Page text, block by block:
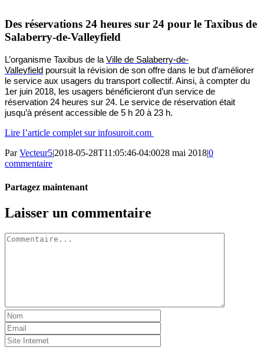
Des réservations 24 heures sur 24 pour le Taxibus de
Salaberry-de-Valleyfield
L’organisme Taxibus de laVille de Salaberry-de-
Valleyfield poursuit la révision de son offre dans le but d’améliorer
le service aux usagers du transport collectif. Ainsi, à compter du
1er juin 2018, les usagers bénéficieront d’un service de
réservation 24 heures sur 24. Le service de réservation était
jusqu’à présent accessible de 5 h 20 à 23 h.
Lire l’article complet sur infosuroit.com
ParVecteur5|2018-05-28T11:05:46-04:0028 mai 2018|0
commentaire
Partagez maintenant
Facebook
Twitter
LinkedIn
Tumblr
Pinterest
Email
Laisser un commentaire
Commentaire